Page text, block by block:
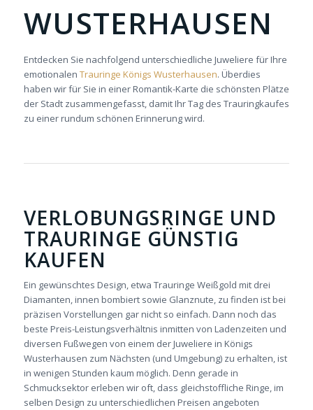
WUSTERHAUSEN
Entdecken Sie nachfolgend unterschiedliche Juweliere für Ihre
emotionalen Trauringe Königs Wusterhausen. Überdies
haben wir für Sie in einer Romantik-Karte die schönsten Plätze
der Stadt zusammengefasst, damit Ihr Tag des Trauringkaufes
zu einer rundum schönen Erinnerung wird.
VERLOBUNGSRINGE UND
TRAURINGE GÜNSTIG
KAUFEN
Ein gewünschtes Design, etwa Trauringe Weißgold mit drei
Diamanten, innen bombiert sowie Glanznute, zu finden ist bei
präzisen Vorstellungen gar nicht so einfach. Dann noch das
beste Preis-Leistungsverhältnis inmitten von Ladenzeiten und
diversen Fußwegen von einem der Juweliere in Königs
Wusterhausen zum Nächsten (und Umgebung) zu erhalten, ist
in wenigen Stunden kaum möglich. Denn gerade in
Schmucksektor erleben wir oft, dass gleichstoffliche Ringe, im
selben Design zu unterschiedlichen Preisen angeboten